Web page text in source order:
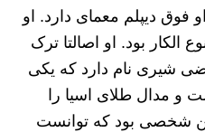
فوق دیپلم معمای دارد. او
الکار بود. او اصالتا ترک
شیری نام دارد که یکی
و مدال طلای اسیا را
از انقلاب 57 اولین شخصی بود که توانست